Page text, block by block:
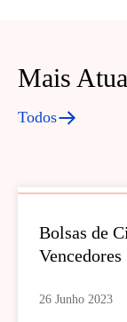
Mais
Todos
Bolsas de
Vencedores
26 Junho 2023